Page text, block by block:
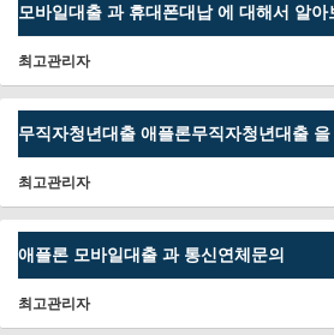
모바일대출 과 휴대폰대납 에 대해서 알
최고관리자
무직자청년대출 애플론무직자청년대출
최고관리자
애플론 모바일대출 과 통신연체문의
최고관리자